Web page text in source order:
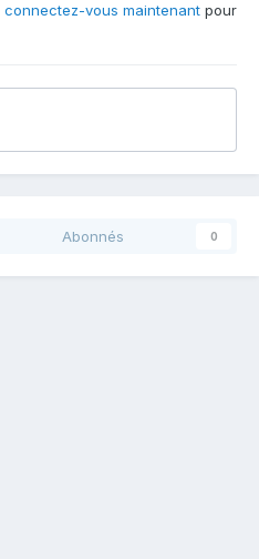
connectez-vous maintenant pour
Abonnés 0